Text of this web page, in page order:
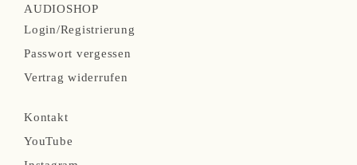
t
i
o
ü
b
AUDIOSHOP
N
a
v
g
a
Login/Registrierung
Passwort vergessen
Vertrag widerrufen
N
a
Kontakt
YouTube